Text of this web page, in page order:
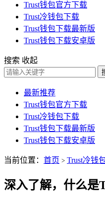
Trust钱包官方下载
Trust冷钱包下载
Trust钱包下载最新版
Trust钱包下载安卓版
搜索 收起
最新推荐
Trust钱包官方下载
Trust冷钱包下载
Trust钱包下载最新版
Trust钱包下载安卓版
当前位置： 首页 > Trust冷钱
深入了解，什么是